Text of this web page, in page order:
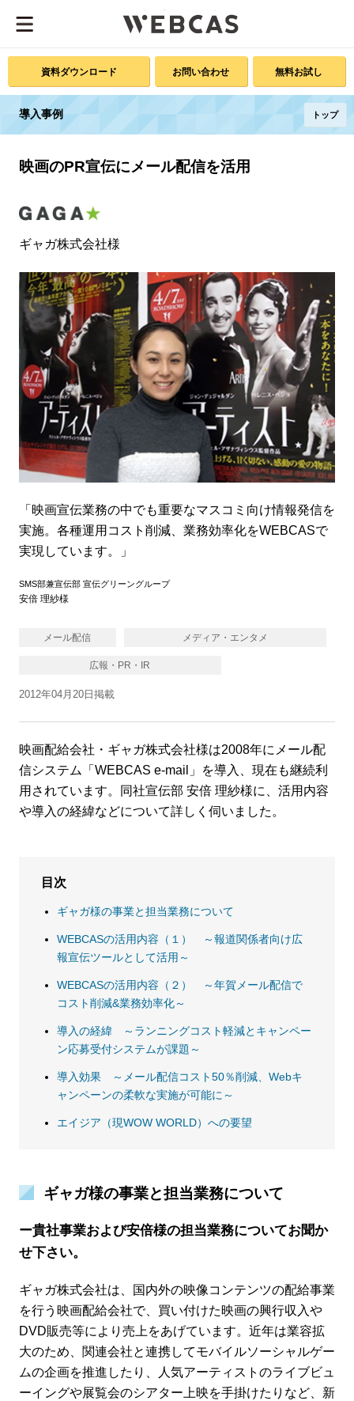
資料ダウンロード お問い合わせ 無料お試し
導入事例 トップ
映画のPR宣伝にメール配信を活用
ギャガ株式会社様
「映画宣伝業務の中でも重要なマスコミ向け情報発信を
実施。各種運用コスト削減、業務効率化をWEBCASで
実現しています。」
SMS部兼宣伝部 宣伝グリーングループ
安倍 理紗様
メール配信 メディア・エンタメ
広報・PR・IR
2012年04月20日掲載
映画配給会社・ギャガ株式会社様は2008年にメール配
信システム「WEBCAS e-mail」を導入、現在も継続利
用されています。同社宣伝部 安倍 理紗様に、活用内容
や導入の経緯などについて詳しく伺いました。
目次
ギャガ様の事業と担当業務について
WEBCASの活用内容（１） ～報道関係者向け広
報宣伝ツールとして活用～
WEBCASの活用内容（２） ～年賀メール配信で
コスト削減&業務効率化～
導入の経緯 ～ランニングコスト軽減とキャンペー
ン応募受付システムが課題～
導入効果 ～メール配信コスト50％削減、Webキ
ャンペーンの柔軟な実施が可能に～
エイジア（現WOW WORLD）への要望
ギャガ様の事業と担当業務について
ー貴社事業および安倍様の担当業務についてお聞か
せ下さい。
ギャガ株式会社は、国内外の映像コンテンツの配給事業
を行う映画配給会社で、買い付けた映画の興行収入や
DVD販売等により売上をあげています。近年は業容拡
大のため、関連会社と連携してモバイルソーシャルゲー
ムの企画を推進したり、人気アーティストのライブビュ
ーイングや展覧会のシアター上映を手掛けたりなど、新